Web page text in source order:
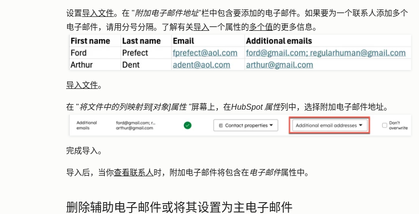
设置导入文件。在 "附加电子邮件地址"栏中包含要添加的电子邮件。如果要为一个联系人添加多个
电子邮件，请用分号分隔。了解有关导入一个属性的多个值的更多信息。
导入文件。
在 "将文件中的列映射到[对象]属性 "屏幕上，在HubSpot 属性列中，选择附加电子邮件地址。
完成导入。
导入后，当你查看联系人 时，附加电子邮件将包含在电子邮件属性中。
删除辅助电子邮件或将其设置为主电子邮件